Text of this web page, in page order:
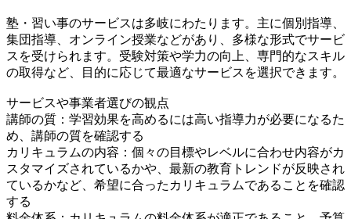
塾・習い事のサービスは多岐にわたります。主に個別指導、
集団指導、オンライン授業などがあり、多様な形式でサービ
スを受けられます。受験対策や学力の向上、専門的なスキル
の取得など、目的に応じて最適なサービスを選択できます。
サービスや事業者選びの観点
講師の質：学習効果を高めるには高い指導力が必要になるた
め、講師の質を確認する
カリキュラムの内容：個々の目標やレベルに合わせ内容がカ
スタマイズされているかや、最新の教育トレンドが反映され
ているかなど、希望に合ったカリキュラムであることを確認
する